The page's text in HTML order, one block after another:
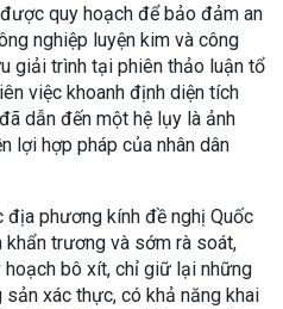
quy hoạch để bảo đảm an
nghiệp luyện kim và công
giải trình tại phiên thảo luận tổ
việc khoanh định diện tích
dẫn đến một hệ lụy là ảnh
lợi hợp pháp của nhân dân
địa phương kính đề nghị Quốc
khẩn trương và sớm rà soát,
bô xít, chỉ giữ lại những
xác thực, có khả năng khai